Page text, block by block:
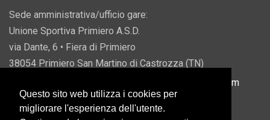
Sede amministrativa/ufficio gare:
Unione Sportiva Primiero A.S.D.
via Dante, 6 • Fiera di Primiero
38054 Primiero San Martino di Castrozza (TN)
info@usprimiero.com
Questo sito web utilizza i cookies per
migliorare l'esperienza dell'utente.